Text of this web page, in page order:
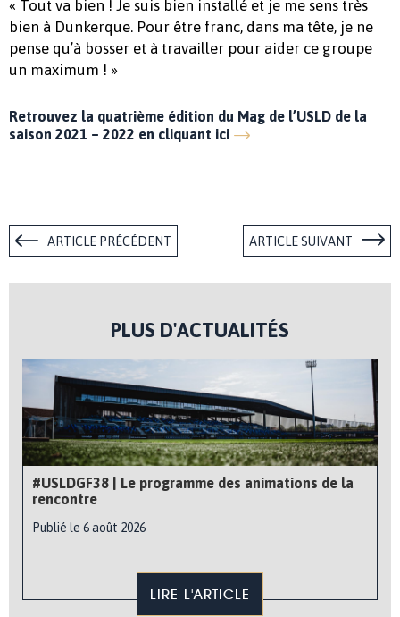
« Tout va bien ! Je suis bien installé et je me sens très
bien à Dunkerque. Pour être franc, dans ma tête, je ne
pense qu’à bosser et à travailler pour aider ce groupe
un maximum ! »
Retrouvez la quatrième édition du Mag de l’USLD de la
saison 2021 – 2022 en cliquant ici
ARTICLE PRÉCÉDENT ARTICLE SUIVANT
PLUS D'ACTUALITÉS
#USLDGF38 | Le programme des animations de la
rencontre
Publié le 6 août 2026
LIRE L'ARTICLE